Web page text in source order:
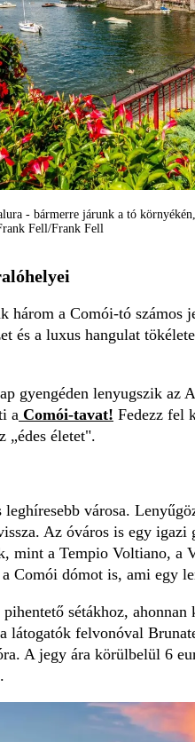
- bármerre járunk a tó
Fell/Frank Fell
három a Comói-tó
és a luxus hangulat
gyengéden lenyugszik az
a Comói-tavat! Fedezz fel
„édes életet".
városa.
Az óváros is egy igazi
mint a Tempio Voltiano, a
Comói dómot is, ami egy
sétákhoz,
látogatók felvonóval
A jegy ára körülbelül 6